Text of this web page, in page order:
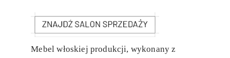
Mebel włoskiej produkcji, wykonany z